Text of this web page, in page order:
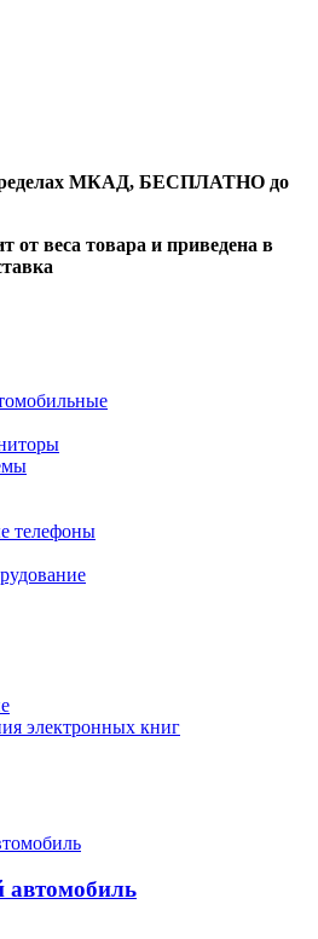
МКАД, БЕСПЛАТНО до
от веса товара и приведена в
телефоны
электронных книг